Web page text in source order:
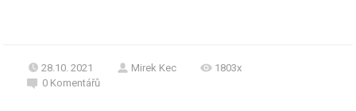
28.10. 2021 Mirek Kec
1803x
0 Komentářů